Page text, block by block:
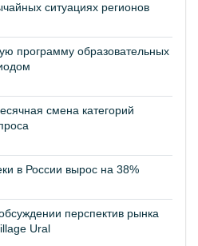
ситуациях регионов
программу образовательных
смена категорий
в России вырос на 38%
перспектив рынка
Ural